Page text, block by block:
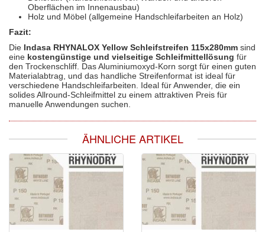
Oberflächen im Innenausbau)
Holz und Möbel (allgemeine Handschleifarbeiten an Holz)
Fazit:
Die Indasa RHYNALOX Yellow Schleifstreifen 115x280mm sind
eine kostengünstige und vielseitige Schleifmittellösung für
den Trockenschliff. Das Aluminiumoxyd-Korn sorgt für einen guten
Materialabtrag, und das handliche Streifenformat ist ideal für
verschiedene Handschleifarbeiten. Ideal für Anwender, die ein
solides Allround-Schleifmittel zu einem attraktiven Preis für
manuelle Anwendungen suchen.
ÄHNLICHE ARTIKEL